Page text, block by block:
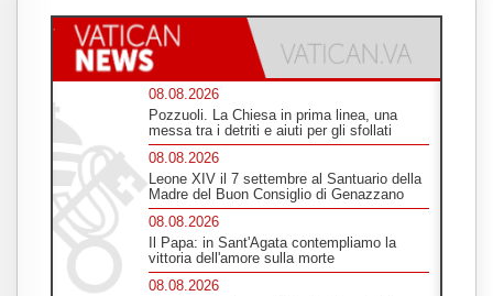
08.08.2026
Pozzuoli. La Chiesa in prima linea, una
messa tra i detriti e aiuti per gli sfollati
08.08.2026
Leone XIV il 7 settembre al Santuario della
Madre del Buon Consiglio di Genazzano
08.08.2026
Il Papa: in Sant'Agata contempliamo la
vittoria dell'amore sulla morte
08.08.2026